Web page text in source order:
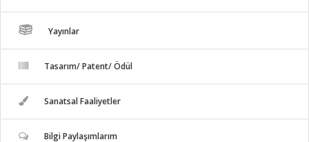
Yayınlar
Tasarım/ Patent/ Ödül
Sanatsal Faaliyetler
Bilgi Paylaşımlarım